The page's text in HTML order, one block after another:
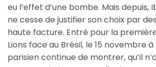
eu l’effet d’une bombe. Mais depuis,
ne cesse de justifier son choix par
haute facture. Entré pour la
Lions face au Brésil, le 15 novembre
parisien continue de montrer, qu’il